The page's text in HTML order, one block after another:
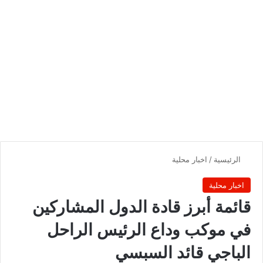
الرئيسية / اخبار محلية
اخبار محلية
قائمة أبرز قادة الدول المشاركين
في موكب وداع الرئيس الراحل
الباجي قائد السبسي